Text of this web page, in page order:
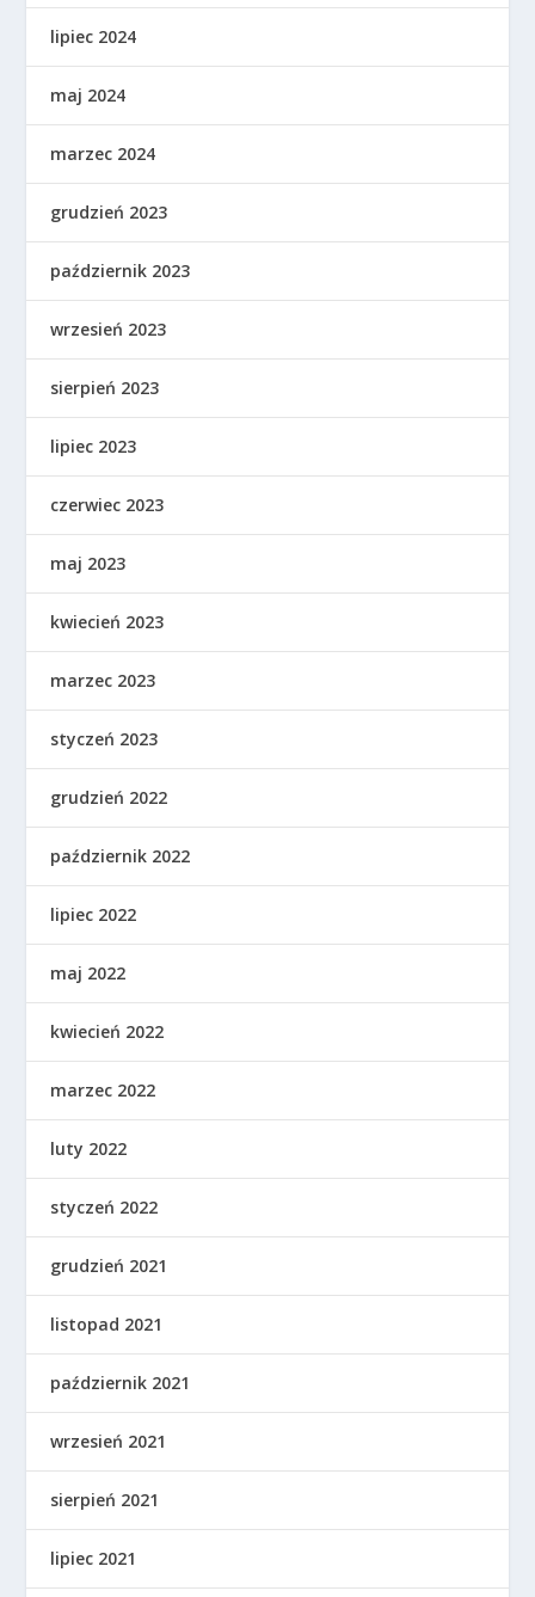
lipiec 2024
maj 2024
marzec 2024
grudzień 2023
październik 2023
wrzesień 2023
sierpień 2023
lipiec 2023
czerwiec 2023
maj 2023
kwiecień 2023
marzec 2023
styczeń 2023
grudzień 2022
październik 2022
lipiec 2022
maj 2022
kwiecień 2022
marzec 2022
luty 2022
styczeń 2022
grudzień 2021
listopad 2021
październik 2021
wrzesień 2021
sierpień 2021
lipiec 2021